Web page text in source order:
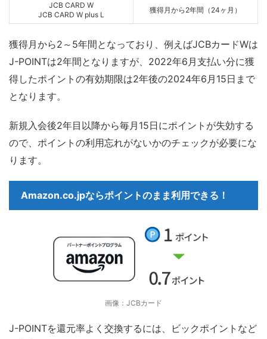
JCB CARD W
JCB CARD W plus L
獲得月から2年間（24ヶ月）
獲得月から2～5年間となっており、例えばJCBカードWは
J-POINTは2年間となりますが、2022年6月支払い分に獲
得したポイントの有効期限は2年後の2024年6月15日まで
となります。
新規入会後2年目以降から毎月15日にポイントが失効する
ので、ポイントの利用忘れがないかのチェックが必要にな
ります。
Amazon.co.jpならポイントのまま利用できる！
画像：JCBカード
J-POINTを還元率よく交換するには、ビックポイントなど